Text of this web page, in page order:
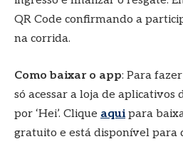
QR Code confirmando a
na corrida.
Como baixar o app: Para
só acessar a loja de aplicativos
por ‘Hei’. Clique aqui para
gratuito e está disponível para